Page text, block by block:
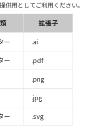
供用としてご利用ください。
拡張子
ー
.ai
ー
.pdf
.png
.jpg
ー .svg